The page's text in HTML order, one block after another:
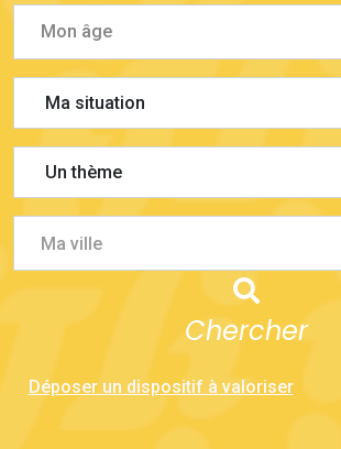
Ma ville
Chercher
Déposer un dispositif à valoriser